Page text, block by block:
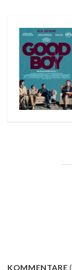
KOMMENTARE(